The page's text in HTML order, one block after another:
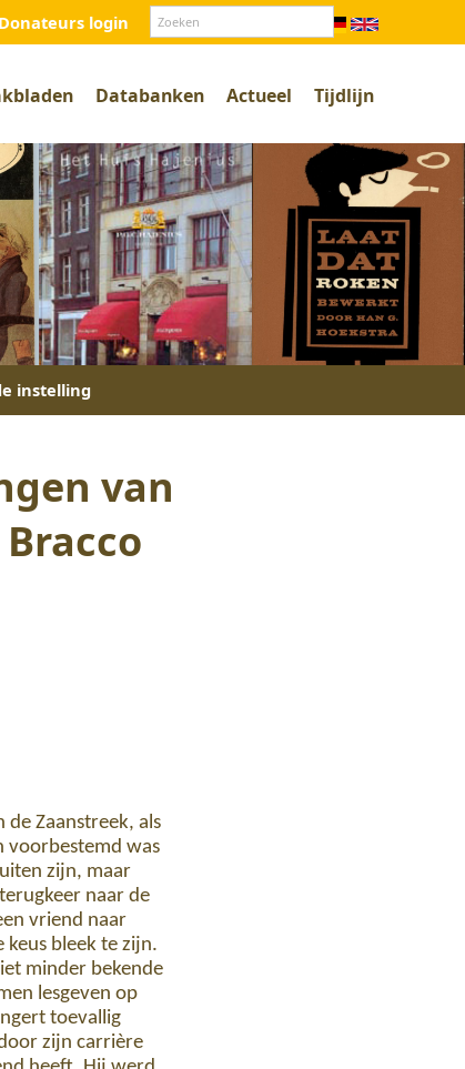
Donateurs login
Databanken Actueel Tijdlijn
instelling
van
Zaanstreek, als
voorbestemd was
zijn, maar
naar de
vriend naar
bleek te zijn.
minder bekende
lesgeven op
toevallig
zijn carrière